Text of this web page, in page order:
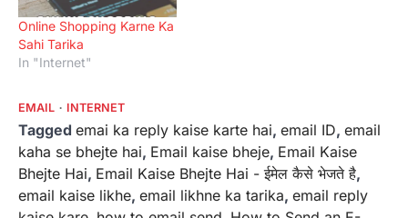
Online Shopping Karne Ka
Sahi Tarika
In "Internet"
EMAIL INTERNET
Tagged emai ka reply kaise karte hai, email ID, email
kaha se bhejte hai, Email kaise bheje, Email Kaise
Bhejte Hai, Email Kaise Bhejte Hai - ईमेल कैसे भेजते है,
email kaise likhe, email likhne ka tarika, email reply